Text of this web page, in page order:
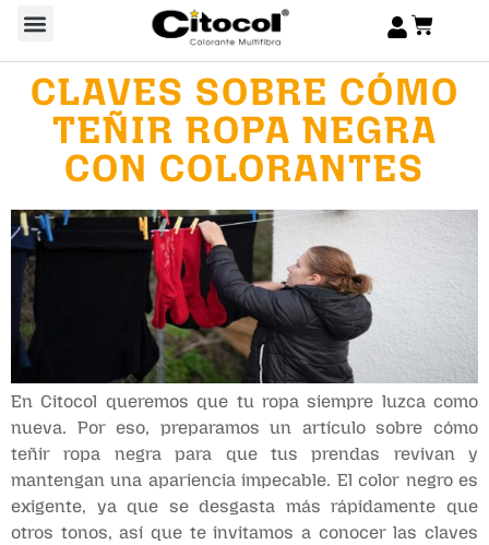
CLAVES SOBRE CÓMO
TEÑIR ROPA NEGRA
CON COLORANTES
En Citocol queremos que tu ropa siempre luzca como
nueva. Por eso, preparamos un artículo sobre cómo
teñir ropa negra para que tus prendas revivan y
mantengan una apariencia impecable. El color negro es
exigente, ya que se desgasta más rápidamente que
otros tonos, así que te invitamos a conocer las claves